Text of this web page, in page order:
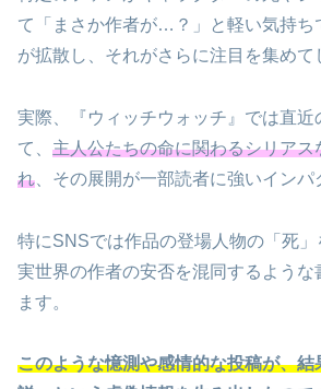
て「まさか作者が…？」と軽い気持ち
が拡散し、それがさらに注目を集めて
実際、『ウィッチウォッチ』では直近
て、 主人公たちの命に関わるシリアス
れ 、その展開が一部読者に強いインパ
特にSNSでは作品の登場人物の「死」
実世界の作者の安否を混同するような
ます。
このような憶測や感情的な投稿が、結